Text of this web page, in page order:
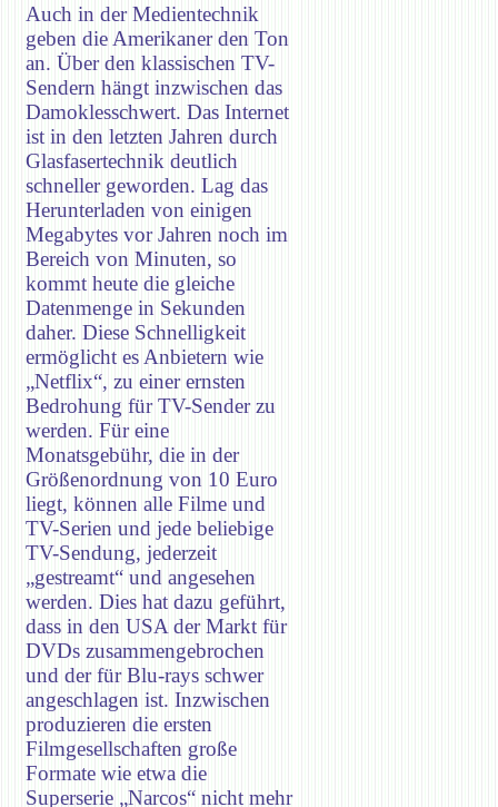
Auch in der Medientechnik
geben die Amerikaner den Ton
an. Über den klassischen TV-
Sendern hängt inzwischen das
Damoklesschwert. Das Internet
ist in den letzten Jahren durch
Glasfasertechnik deutlich
schneller geworden. Lag das
Herunterladen von einigen
Megabytes vor Jahren noch im
Bereich von Minuten, so
kommt heute die gleiche
Datenmenge in Sekunden
daher. Diese Schnelligkeit
ermöglicht es Anbietern wie
„Netflix“, zu einer ernsten
Bedrohung für TV-Sender zu
werden. Für eine
Monatsgebühr, die in der
Größenordnung von 10 Euro
liegt, können alle Filme und
TV-Serien und jede beliebige
TV-Sendung, jederzeit
„gestreamt“ und angesehen
werden. Dies hat dazu geführt,
dass in den USA der Markt für
DVDs zusammengebrochen
und der für Blu-rays schwer
angeschlagen ist. Inzwischen
produzieren die ersten
Filmgesellschaften große
Formate wie etwa die
Superserie „Narcos“ nicht mehr